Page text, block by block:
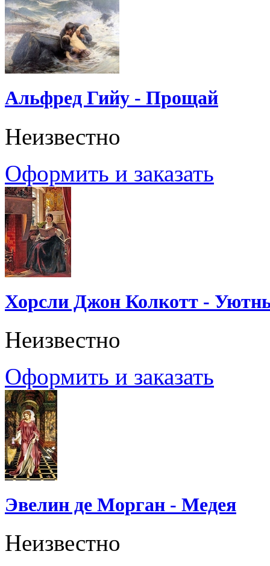
Альфред Гийу - Прощай
Неизвестно
Оформить и заказать
Хорсли Джон Колкотт -
Неизвестно
Оформить и заказать
Эвелин де Морган - Медея
Неизвестно